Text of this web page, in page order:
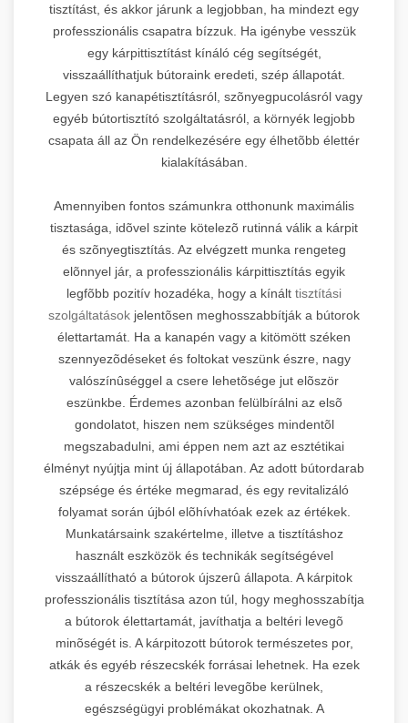
tisztítást, és akkor járunk a legjobban, ha mindezt egy
professzionális csapatra bízzuk. Ha igénybe vesszük
egy kárpittisztítást kínáló cég segítségét,
visszaállíthatjuk bútoraink eredeti, szép állapotát.
Legyen szó kanapétisztításról, szõnyegpucolásról vagy
egyéb bútortisztító szolgáltatásról, a környék legjobb
csapata áll az Ön rendelkezésére egy élhetõbb élettér
kialakításában.
Amennyiben fontos számunkra otthonunk maximális
tisztasága, idõvel szinte kötelezõ rutinná válik a kárpit
és szõnyegtisztítás. Az elvégzett munka rengeteg
elõnnyel jár, a professzionális kárpittisztítás egyik
legfõbb pozitív hozadéka, hogy a kínált tisztítási
szolgáltatások jelentõsen meghosszabbítják a bútorok
élettartamát. Ha a kanapén vagy a kitömött széken
szennyezõdéseket és foltokat veszünk észre, nagy
valószínûséggel a csere lehetõsége jut elõször
eszünkbe. Érdemes azonban felülbírálni az elsõ
gondolatot, hiszen nem szükséges mindentõl
megszabadulni, ami éppen nem azt az esztétikai
élményt nyújtja mint új állapotában. Az adott bútordarab
szépsége és értéke megmarad, és egy revitalizáló
folyamat során újból elõhívhatóak ezek az értékek.
Munkatársaink szakértelme, illetve a tisztításhoz
használt eszközök és technikák segítségével
visszaállítható a bútorok újszerû állapota. A kárpitok
professzionális tisztítása azon túl, hogy meghosszabítja
a bútorok élettartamát, javíthatja a beltéri levegõ
minõségét is. A kárpitozott bútorok természetes por,
atkák és egyéb részecskék forrásai lehetnek. Ha ezek
a részecskék a beltéri levegõbe kerülnek,
egészségügyi problémákat okozhatnak. A